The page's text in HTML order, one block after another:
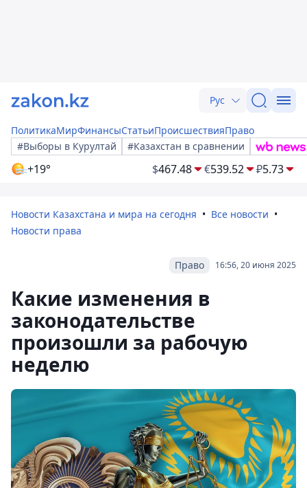
Рус
ПолитикаМирФинансыСтатьиПроисшествияПраво
#Выборы в Курултай
#Казахстан в сравнении
+19° $467.48 €539.52 ₽5.73
Новости Казахстана и мира на сегодня
Все новости
Новости права
16:56, 20 июня 2025
Право
Какие изменения в
законодательстве
произошли за рабочую
неделю